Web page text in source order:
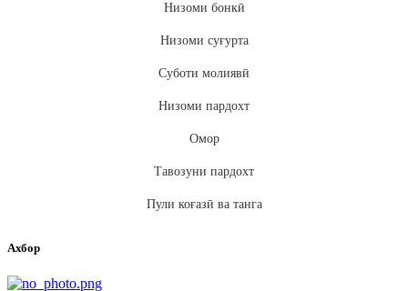
Низоми бонкӣ
Низоми суғурта
Суботи молиявӣ
Низоми пардохт
Омор
Тавозуни пардохт
Пули коғазӣ ва танга
Ахбор